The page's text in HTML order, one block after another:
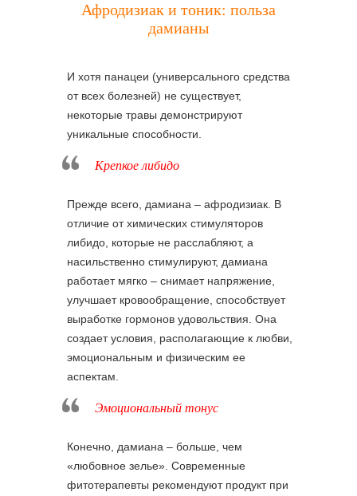
Афродизиак и тоник: польза
дамианы
И хотя панацеи (универсального средства
от всех болезней) не существует,
некоторые травы демонстрируют
уникальные способности.
Крепкое либидо
Прежде всего, дамиана – афродизиак. В
отличие от химических стимуляторов
либидо, которые не расслабляют, а
насильственно стимулируют, дамиана
работает мягко – снимает напряжение,
улучшает кровообращение, способствует
выработке гормонов удовольствия. Она
создает условия, располагающие к любви,
эмоциональным и физическим ее
аспектам.
Эмоциональный тонус
Конечно, дамиана – больше, чем
«любовное зелье». Современные
фитотерапевты рекомендуют продукт при